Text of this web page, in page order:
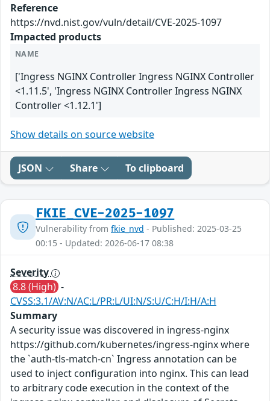
Reference
https://nvd.nist.gov/vuln/detail/CVE-2025-1097
Impacted products
NAME
['Ingress NGINX Controller Ingress NGINX Controller
<1.11.5', 'Ingress NGINX Controller Ingress NGINX
Controller <1.12.1']
Show details on source website
JSON Share To clipboard
FKIE_CVE-2025-1097
Vulnerability from fkie_nvd - Published: 2025-03-25
00:15 - Updated: 2026-06-17 08:38
Severity
8.8 (High) -
CVSS:3.1/AV:N/AC:L/PR:L/UI:N/S:U/C:H/I:H/A:H
Summary
A security issue was discovered in ingress-nginx
https://github.com/kubernetes/ingress-nginx where
the `auth-tls-match-cn` Ingress annotation can be
used to inject configuration into nginx. This can lead
to arbitrary code execution in the context of the